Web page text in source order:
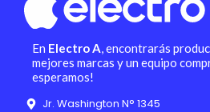
En Electro A, encontrarás
mejores marcas y un equipo
esperamos!
Jr. Washington N° 1345